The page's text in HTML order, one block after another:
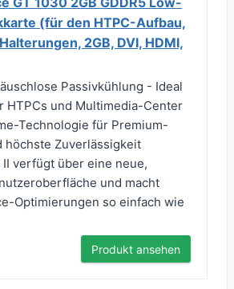
(für den HTPC-Aufbau,
2GB, DVI, HDMI,
Passivkühlung - Ideal
HTPCs und Multimedia-Center
Technologie für Premium-
höchste Zuverlässigkeit
II verfügt über eine neue,
und macht
Optimierungen so einfach wie
Produkt ansehen